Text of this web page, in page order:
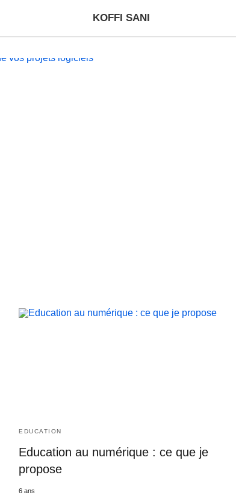
KOFFI SANI
EDUCATION
Education au numérique : ce que je
propose
6 ans